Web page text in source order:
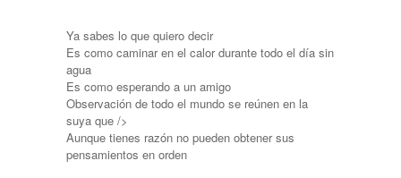
Ya sabes lo que quiero decir
Es como caminar en el calor durante todo el día sin
agua
Es como esperando a un amigo
Observación de todo el mundo se reúnen en la
suya que />
Aunque tienes razón no pueden obtener sus
pensamientos en orden